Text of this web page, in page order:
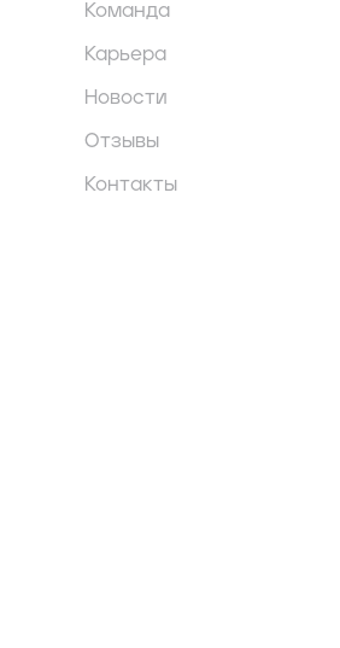
Команда
Карьера
Новости
Отзывы
Контакты